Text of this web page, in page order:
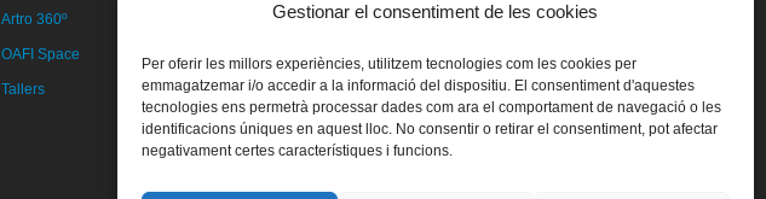
Gestionar el consentiment de les cookies
Per oferir les millors experiències, utilitzem tecnologies com les cookies per
emmagatzemar i/o accedir a la informació del dispositiu. El consentiment d'aquestes
tecnologies ens permetrà processar dades com ara el comportament de navegació o les
identificacions úniques en aquest lloc. No consentir o retirar el consentiment, pot afectar
negativament certes característiques i funcions.
Artro 360º
OAFI Space
Tallers